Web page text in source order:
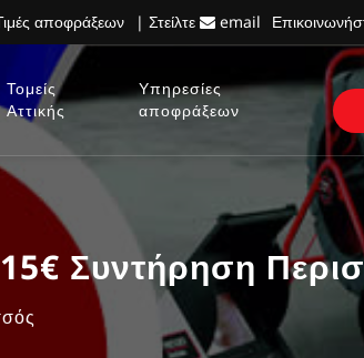
αποφράξεων | Στείλτε email
Τομείς
Αττικής
Υπηρεσίες
αποφράξεων
Συντήρηση